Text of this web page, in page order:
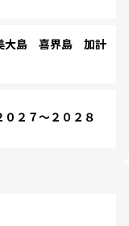
大島 喜界島 加計
２７～２０２８